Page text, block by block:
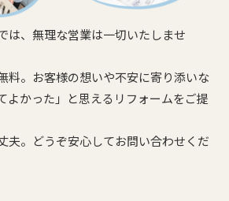
は、無理な営業は一切いたしませ
料。お客様の想いや不安に寄り添いな
よかった」と思えるリフォームをご提
夫。どうぞ安心してお問い合わせくだ